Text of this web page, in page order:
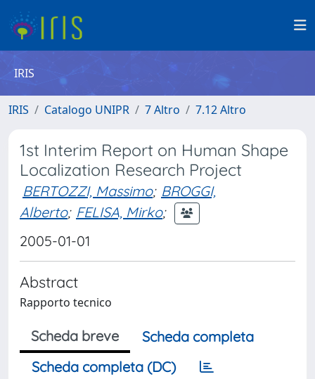
IRIS
IRIS Catalogo UNIPR 7 Altro 7.12 Altro
1st Interim Report on Human Shape
Localization Research Project
BERTOZZI, Massimo; BROGGI,
Alberto; FELISA, Mirko;
2005-01-01
Abstract
Rapporto tecnico
Scheda breve
Scheda completa
Scheda completa (DC)